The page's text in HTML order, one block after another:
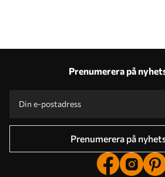
Prenumerera på
Prenumerera på